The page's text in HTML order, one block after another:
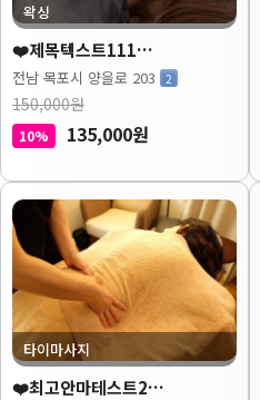
왁싱
❤️제목텍스트111…
전남 목포시 양을로 203 2
150,000원
10% 135,000원
타이마사지
❤️최고안마테스트2…